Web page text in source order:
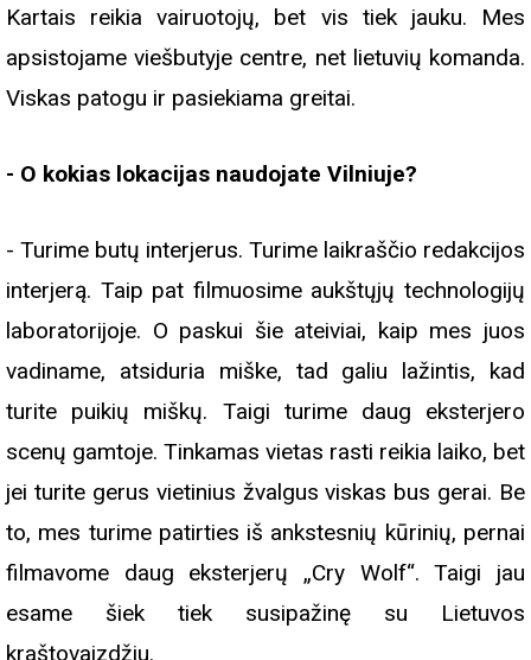
Kartais reikia vairuotojų, bet vis tiek jauku. Mes
apsistojame viešbutyje centre, net lietuvių komanda.
Viskas patogu ir pasiekiama greitai.
- O kokias lokacijas naudojate Vilniuje?
- Turime butų interjerus. Turime laikraščio redakcijos
interjerą. Taip pat filmuosime aukštųjų technologijų
laboratorijoje. O paskui šie ateiviai, kaip mes juos
vadiname, atsiduria miške, tad galiu lažintis, kad
turite puikių miškų. Taigi turime daug eksterjero
scenų gamtoje. Tinkamas vietas rasti reikia laiko, bet
jei turite gerus vietinius žvalgus viskas bus gerai. Be
to, mes turime patirties iš ankstesnių kūrinių, pernai
filmavome daug eksterjerų „Cry Wolf“. Taigi jau
esame šiek tiek susipažinę su Lietuvos
kraštovaizdžiu.